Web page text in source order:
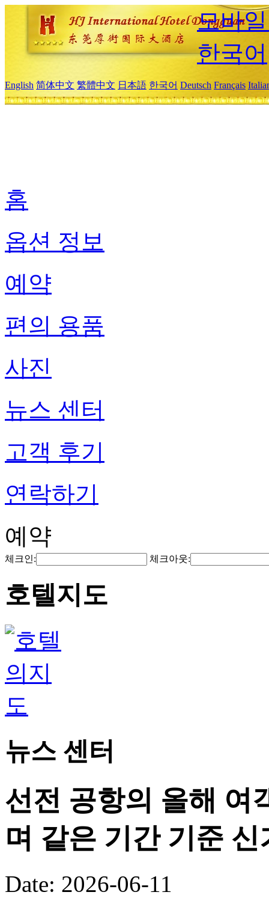
모바
한국어
English 简体中文 繁體中文 日本語 한국어 Deutsch Français
홈
옵션 정보
예약
편의 용품
사진
뉴스 센터
고객 후기
연락하기
예약
체크인: 체크아웃:
호텔지도
뉴스 센터
선전 공항의 올해 여
며 같은 기간 기준
Date: 2026-06-11